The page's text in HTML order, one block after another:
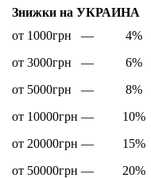
Знижки на УКРАИНА
от 1000грн —
4%
от 3000грн —
6%
от 5000грн —
8%
от 10000грн —
10%
от 20000грн —
15%
от 50000грн —
20%